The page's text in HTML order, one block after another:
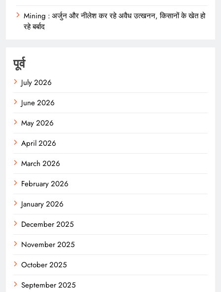
Mining : अर्जुन और नीलेश कर रहे अवैध उत्खनन, किसानों के खेत हो
रहे बर्बाद
पूर्व
July 2026
June 2026
May 2026
April 2026
March 2026
February 2026
January 2026
December 2025
November 2025
October 2025
September 2025